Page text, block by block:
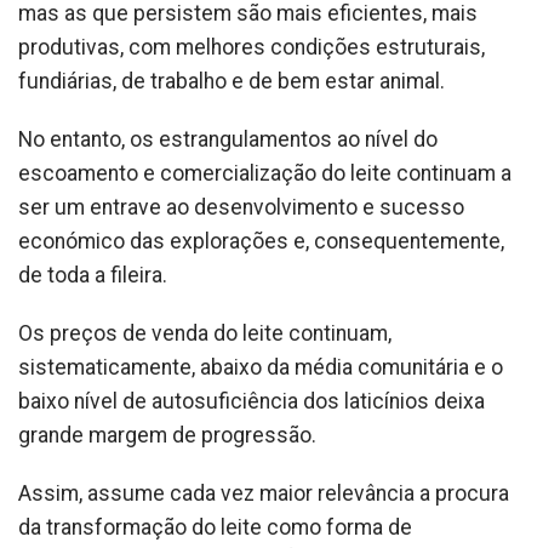
mas as que persistem são mais eficientes, mais
produtivas, com melhores condições estruturais,
fundiárias, de trabalho e de bem estar animal.
No entanto, os estrangulamentos ao nível do
escoamento e comercialização do leite continuam a
ser um entrave ao desenvolvimento e sucesso
económico das explorações e, consequentemente,
de toda a fileira.
Os preços de venda do leite continuam,
sistematicamente, abaixo da média comunitária e o
baixo nível de autosuficiência dos laticínios deixa
grande margem de progressão.
Assim, assume cada vez maior relevância a procura
da transformação do leite como forma de